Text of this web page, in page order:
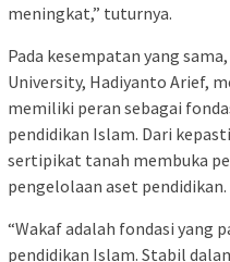
meningkat,” tuturnya.
Pada kesempatan yang
University, Hadiyanto Arief,
memiliki peran sebagai
pendidikan Islam. Dari
sertipikat tanah membuka
pengelolaan aset pendidikan.
“Wakaf adalah fondasi yang
pendidikan Islam. Stabil